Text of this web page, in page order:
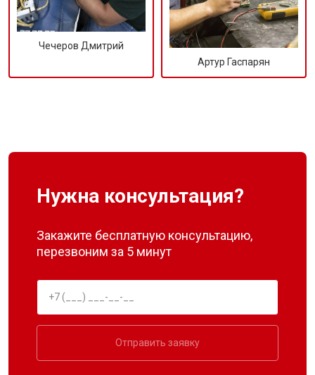
Чечеров Дмитрий
Артур Гаспарян
Нужна консультация?
Закажите бесплатную консультацию,
перезвоним за 5 минут
Отправить заявку